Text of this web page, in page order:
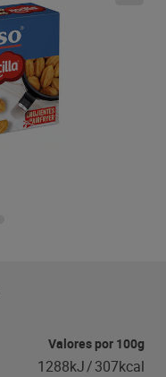
Valores por 100g
1288kJ/307kcal